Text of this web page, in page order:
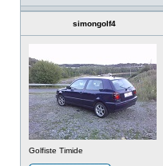
simongolf4
Golfiste Timide